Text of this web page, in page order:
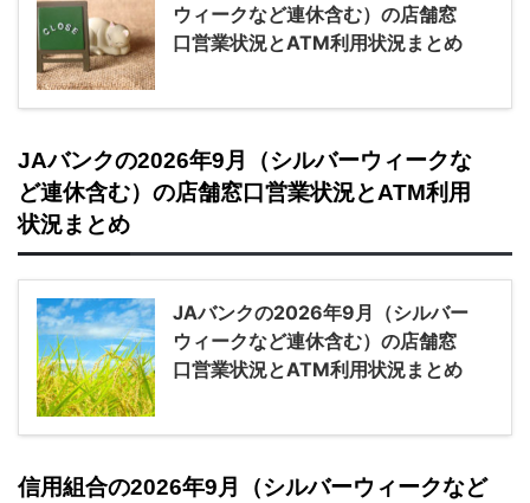
ウィークなど連休含む）の店舗窓
口営業状況とATM利用状況まとめ
JAバンクの2026年9月（シルバーウィークな
ど連休含む）の店舗窓口営業状況とATM利用
状況まとめ
JAバンクの2026年9月（シルバー
ウィークなど連休含む）の店舗窓
口営業状況とATM利用状況まとめ
信用組合の2026年9月（シルバーウィークなど